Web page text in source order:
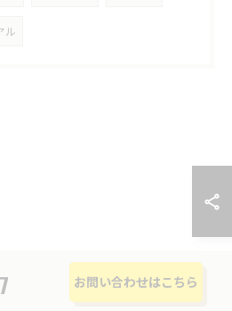
ル
お問い合わせはこちら